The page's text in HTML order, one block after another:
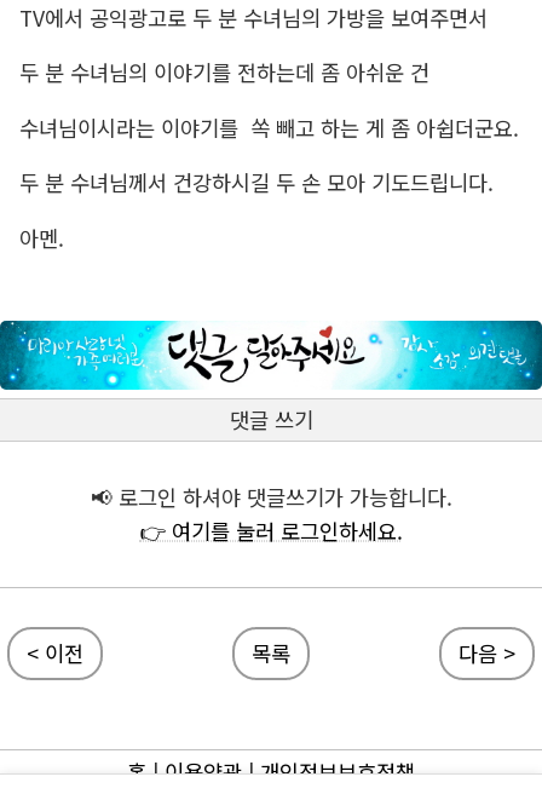
TV에서 공익광고로 두 분 수녀님의 가방을 보여주면서
두 분 수녀님의 이야기를 전하는데 좀 아쉬운 건
수녀님이시라는 이야기를 쏙 빼고 하는 게 좀 아쉽더군요.
두 분 수녀님께서 건강하시길 두 손 모아 기도드립니다.
아멘.
댓글 쓰기
📢 로그인 하셔야 댓글쓰기가 가능합니다.
👉 여기를 눌러 로그인하세요.
< 이전 목록 다음 >
홈|이용약관|개인정보보호정책